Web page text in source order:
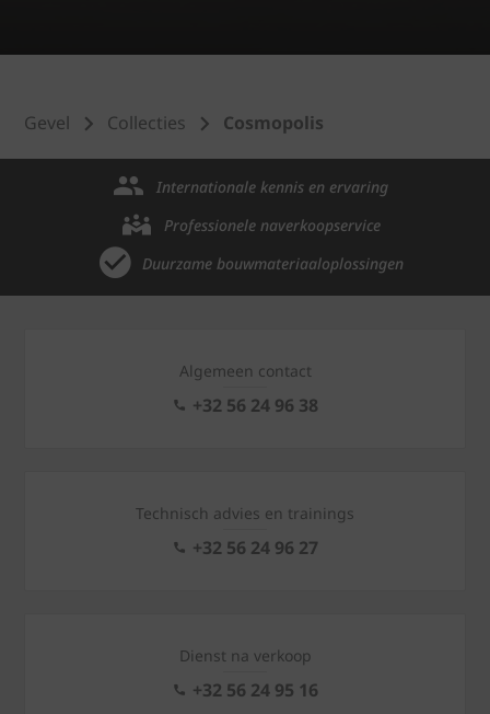
Gevel Collecties Cosmopolis
Internationale kennis en ervaring
Professionele naverkoopservice
Duurzame bouwmateriaaloplossingen
Algemeen contact
+32 56 24 96 38
Technisch advies en trainings
+32 56 24 96 27
Dienst na verkoop
+32 56 24 95 16